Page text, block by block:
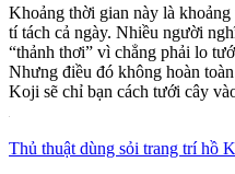
Khoảng thời gian này là
tí tách cả ngày. Nhiều người
“thảnh thơi” vì chẳng phải lo
Nhưng điều đó không hoàn
Koji sẽ chỉ bạn cách tưới cây
Thủ thuật dùng sỏi trang trí hồ